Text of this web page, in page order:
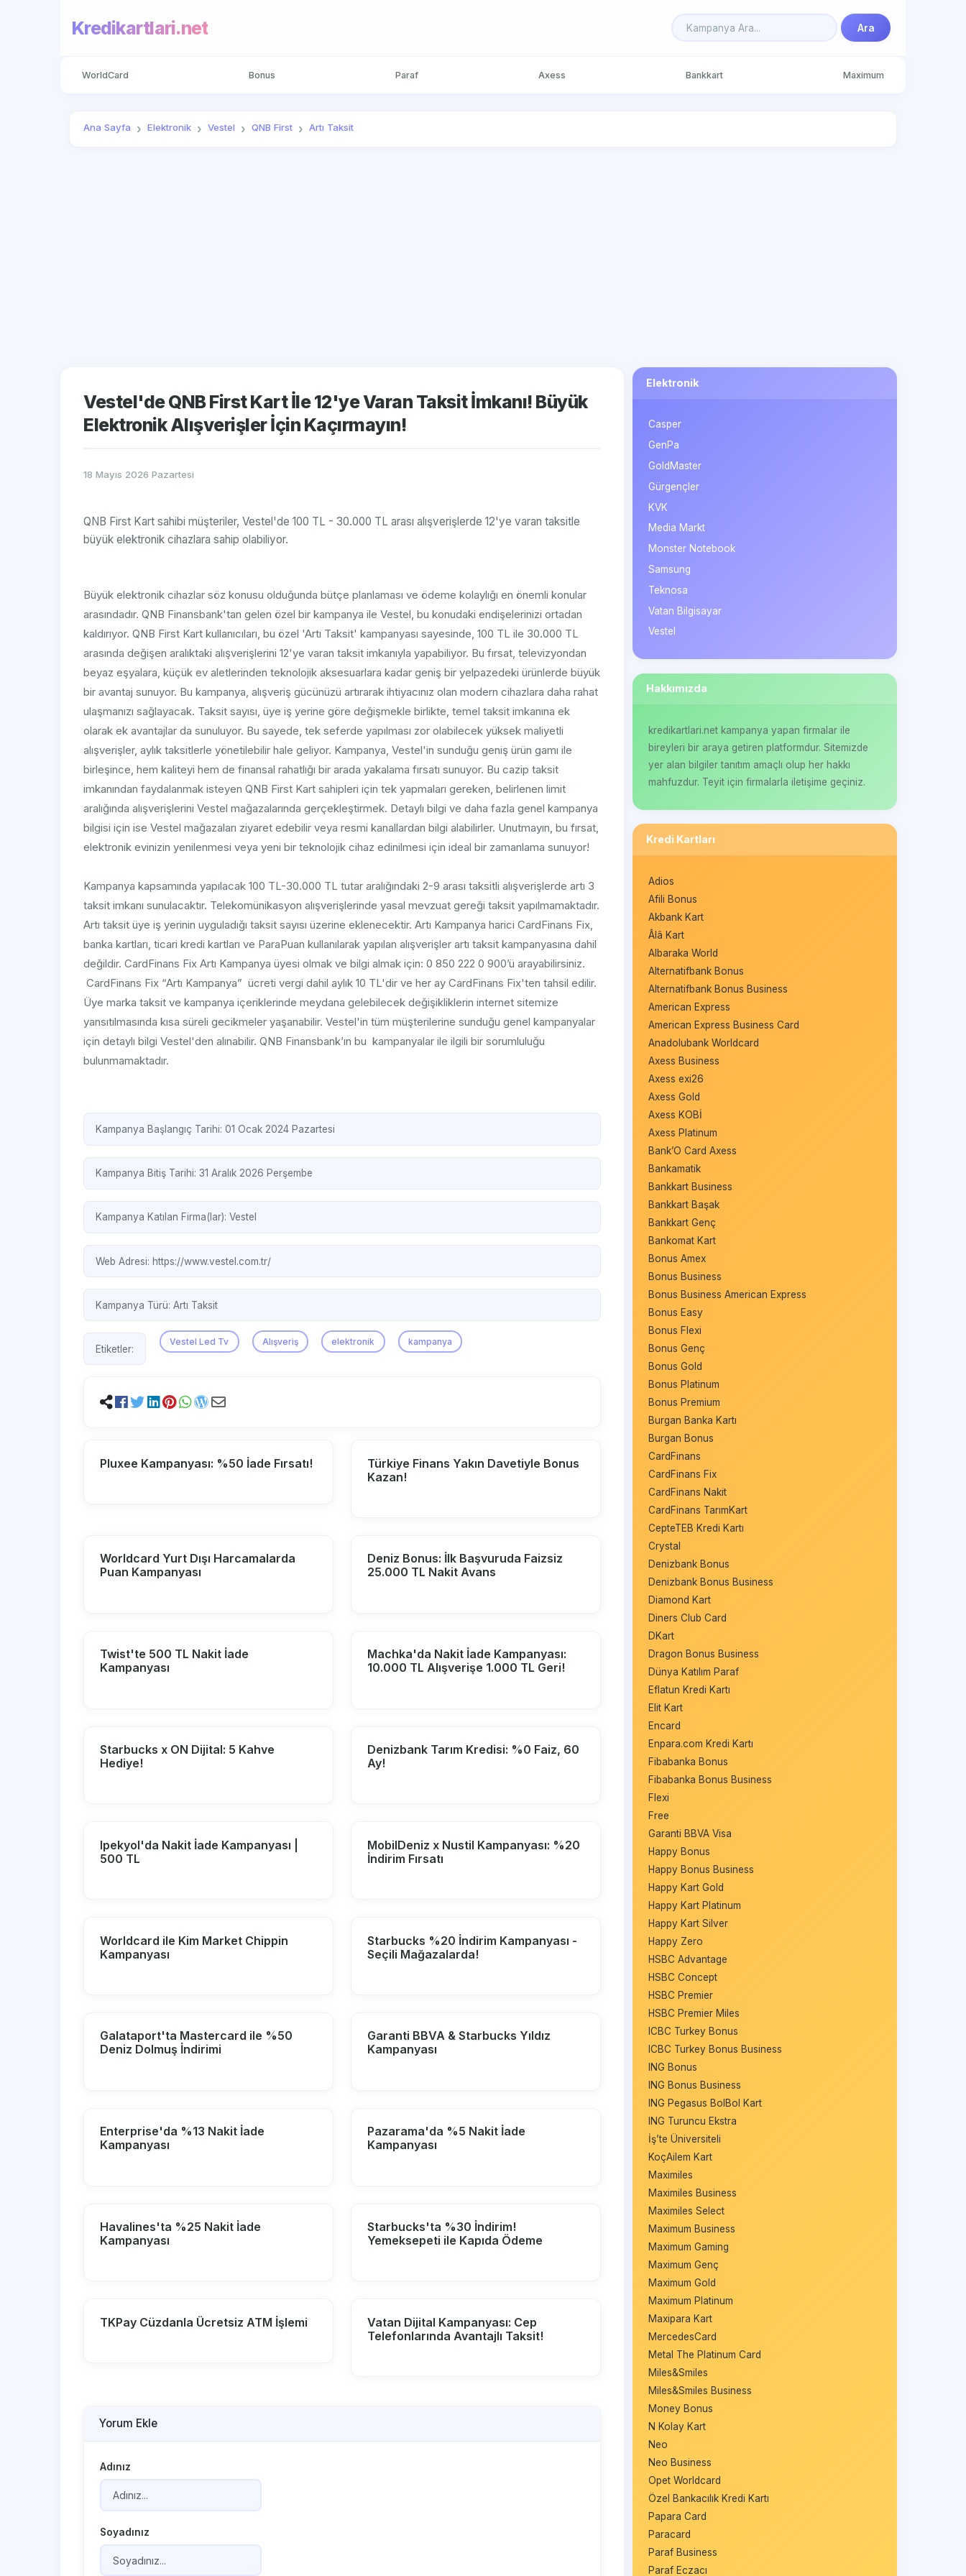
Kredikartlari.net Ara
WorldCard Bonus Paraf Axess Bankkart Maximum
Ana Sayfa Elektronik Vestel QNB First Artı Taksit
Vestel'de QNB First Kart İle 12'ye Varan Taksit İmkanı! Büyük
Elektronik Alışverişler İçin Kaçırmayın!
18 Mayıs 2026 Pazartesi
QNB First Kart sahibi müşteriler, Vestel'de 100 TL - 30.000 TL arası alışverişlerde 12'ye varan taksitle
büyük elektronik cihazlara sahip olabiliyor.
Büyük elektronik cihazlar söz konusu olduğunda bütçe planlaması ve ödeme kolaylığı en önemli konular
arasındadır. QNB Finansbank'tan gelen özel bir kampanya ile Vestel, bu konudaki endişelerinizi ortadan
kaldırıyor. QNB First Kart kullanıcıları, bu özel 'Artı Taksit' kampanyası sayesinde, 100 TL ile 30.000 TL
arasında değişen aralıktaki alışverişlerini 12'ye varan taksit imkanıyla yapabiliyor. Bu fırsat, televizyondan
beyaz eşyalara, küçük ev aletlerinden teknolojik aksesuarlara kadar geniş bir yelpazedeki ürünlerde büyük
bir avantaj sunuyor. Bu kampanya, alışveriş gücünüzü artırarak ihtiyacınız olan modern cihazlara daha rahat
ulaşmanızı sağlayacak. Taksit sayısı, üye iş yerine göre değişmekle birlikte, temel taksit imkanına ek
olarak ek avantajlar da sunuluyor. Bu sayede, tek seferde yapılması zor olabilecek yüksek maliyetli
alışverişler, aylık taksitlerle yönetilebilir hale geliyor. Kampanya, Vestel'in sunduğu geniş ürün gamı ile
birleşince, hem kaliteyi hem de finansal rahatlığı bir arada yakalama fırsatı sunuyor. Bu cazip taksit
imkanından faydalanmak isteyen QNB First Kart sahipleri için tek yapmaları gereken, belirlenen limit
aralığında alışverişlerini Vestel mağazalarında gerçekleştirmek. Detaylı bilgi ve daha fazla genel kampanya
bilgisi için ise Vestel mağazaları ziyaret edebilir veya resmi kanallardan bilgi alabilirler. Unutmayın, bu fırsat,
elektronik evinizin yenilenmesi veya yeni bir teknolojik cihaz edinilmesi için ideal bir zamanlama sunuyor!
Kampanya kapsamında yapılacak 100 TL-30.000 TL tutar aralığındaki 2-9 arası taksitli alışverişlerde artı 3
taksit imkanı sunulacaktır. Telekomünikasyon alışverişlerinde yasal mevzuat gereği taksit yapılmamaktadır.
Artı taksit üye iş yerinin uyguladığı taksit sayısı üzerine eklenecektir. Artı Kampanya harici CardFinans Fix,
banka kartları, ticari kredi kartları ve ParaPuan kullanılarak yapılan alışverişler artı taksit kampanyasına dahil
değildir. CardFinans Fix Artı Kampanya üyesi olmak ve bilgi almak için: 0 850 222 0 900’ü arayabilirsiniz.
CardFinans Fix “Artı Kampanya” ücreti vergi dahil aylık 10 TL'dir ve her ay CardFinans Fix'ten tahsil edilir.
Üye marka taksit ve kampanya içeriklerinde meydana gelebilecek değişikliklerin internet sitemize
yansıtılmasında kısa süreli gecikmeler yaşanabilir. Vestel'in tüm müşterilerine sunduğu genel kampanyalar
için detaylı bilgi Vestel'den alınabilir. QNB Finansbank’ın bu kampanyalar ile ilgili bir sorumluluğu
bulunmamaktadır.
Kampanya Başlangıç Tarihi: 01 Ocak 2024 Pazartesi
Kampanya Bitiş Tarihi: 31 Aralık 2026 Perşembe
Kampanya Katılan Firma(lar): Vestel
Web Adresi: https://www.vestel.com.tr/
Kampanya Türü: Artı Taksit
Etiketler:
Vestel Led Tv Alışveriş elektronik kampanya
Pluxee Kampanyası: %50 İade Fırsatı!
Türkiye Finans Yakın Davetiyle Bonus
Kazan!
Worldcard Yurt Dışı Harcamalarda
Puan Kampanyası
Deniz Bonus: İlk Başvuruda Faizsiz
25.000 TL Nakit Avans
Twist'te 500 TL Nakit İade
Kampanyası
Machka'da Nakit İade Kampanyası:
10.000 TL Alışverişe 1.000 TL Geri!
Starbucks x ON Dijital: 5 Kahve
Hediye!
Denizbank Tarım Kredisi: %0 Faiz, 60
Ay!
Ipekyol'da Nakit İade Kampanyası |
500 TL
MobilDeniz x Nustil Kampanyası: %20
İndirim Fırsatı
Worldcard ile Kim Market Chippin
Kampanyası
Starbucks %20 İndirim Kampanyası -
Seçili Mağazalarda!
Galataport'ta Mastercard ile %50
Deniz Dolmuş İndirimi
Garanti BBVA & Starbucks Yıldız
Kampanyası
Enterprise'da %13 Nakit İade
Kampanyası
Pazarama'da %5 Nakit İade
Kampanyası
Havalines'ta %25 Nakit İade
Kampanyası
Starbucks'ta %30 İndirim!
Yemeksepeti ile Kapıda Ödeme
TKPay Cüzdanla Ücretsiz ATM İşlemi
Vatan Dijital Kampanyası: Cep
Telefonlarında Avantajlı Taksit!
Yorum Ekle
Adınız
Soyadınız
Elektronik
Casper
GenPa
GoldMaster
Gürgençler
KVK
Media Markt
Monster Notebook
Samsung
Teknosa
Vatan Bilgisayar
Vestel
Hakkımızda
kredikartlari.net kampanya yapan firmalar ile
bireyleri bir araya getiren platformdur. Sitemizde
yer alan bilgiler tanıtım amaçlı olup her hakkı
mahfuzdur. Teyit için firmalarla iletişime geçiniz.
Kredi Kartları
Adios
Afili Bonus
Akbank Kart
Âlâ Kart
Albaraka World
Alternatifbank Bonus
Alternatifbank Bonus Business
American Express
American Express Business Card
Anadolubank Worldcard
Axess Business
Axess exi26
Axess Gold
Axess KOBİ
Axess Platinum
Bank’O Card Axess
Bankamatik
Bankkart Business
Bankkart Başak
Bankkart Genç
Bankomat Kart
Bonus Amex
Bonus Business
Bonus Business American Express
Bonus Easy
Bonus Flexi
Bonus Genç
Bonus Gold
Bonus Platinum
Bonus Premium
Burgan Banka Kartı
Burgan Bonus
CardFinans
CardFinans Fix
CardFinans Nakit
CardFinans TarımKart
CepteTEB Kredi Kartı
Crystal
Denizbank Bonus
Denizbank Bonus Business
Diamond Kart
Diners Club Card
DKart
Dragon Bonus Business
Dünya Katılım Paraf
Eflatun Kredi Kartı
Elit Kart
Encard
Enpara.com Kredi Kartı
Fibabanka Bonus
Fibabanka Bonus Business
Flexi
Free
Garanti BBVA Visa
Happy Bonus
Happy Bonus Business
Happy Kart Gold
Happy Kart Platinum
Happy Kart Silver
Happy Zero
HSBC Advantage
HSBC Concept
HSBC Premier
HSBC Premier Miles
ICBC Turkey Bonus
ICBC Turkey Bonus Business
ING Bonus
ING Bonus Business
ING Pegasus BolBol Kart
ING Turuncu Ekstra
İş’te Üniversiteli
KoçAilem Kart
Maximiles
Maximiles Business
Maximiles Select
Maximum Business
Maximum Gaming
Maximum Genç
Maximum Gold
Maximum Platinum
Maxipara Kart
MercedesCard
Metal The Platinum Card
Miles&Smiles
Miles&Smiles Business
Money Bonus
N Kolay Kart
Neo
Neo Business
Opet Worldcard
Özel Bankacılık Kredi Kartı
Papara Card
Paracard
Paraf Business
Paraf Eczacı